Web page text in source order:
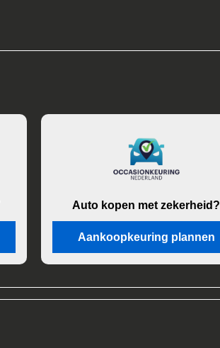
Auto kopen met zekerheid?
Aankoopkeuring plannen